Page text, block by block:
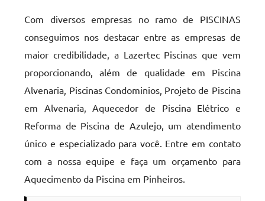
Com diversos empresas no ramo de PISCINAS
conseguimos nos destacar entre as empresas de
maior credibilidade, a Lazertec Piscinas que vem
proporcionando, além de qualidade em Piscina
Alvenaria, Piscinas Condominios, Projeto de Piscina
em Alvenaria, Aquecedor de Piscina Elétrico e
Reforma de Piscina de Azulejo, um atendimento
único e especializado para você. Entre em contato
com a nossa equipe e faça um orçamento para
Aquecimento da Piscina em Pinheiros.